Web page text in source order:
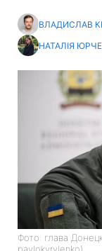
ВЛАДИСЛАВ
НАТАЛІЯ
Фото: глава